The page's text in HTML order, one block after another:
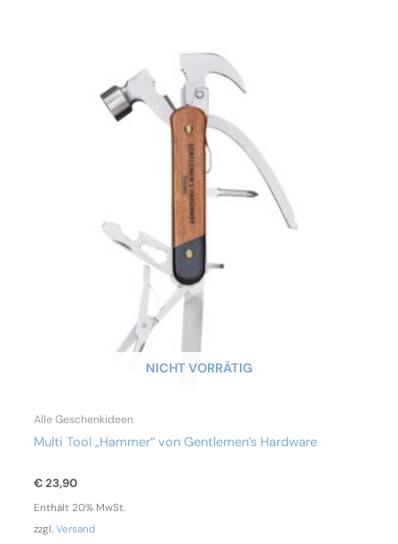
NICHT VORRÄTIG
Alle Geschenkideen
Multi Tool „Hammer“ von Gentlemen’s Hardware
€23,90
Enthält 20% MwSt.
zzgl.Versand